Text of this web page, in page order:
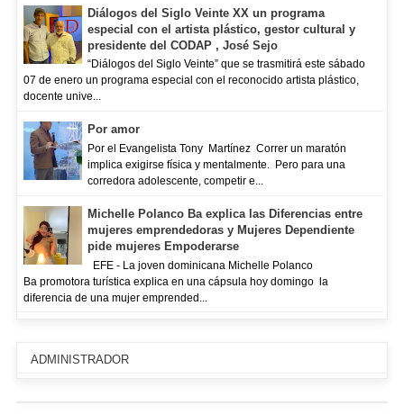
Diálogos del Siglo Veinte XX un programa
especial con el artista plástico, gestor cultural y
presidente del CODAP , José Sejo
“Diálogos del Siglo Veinte” que se trasmitirá este sábado
07 de enero un programa especial con el reconocido artista plástico,
docente unive...
Por amor
Por el Evangelista Tony Martínez Correr un maratón
implica exigirse física y mentalmente. Pero para una
corredora adolescente, competir e...
Michelle Polanco Ba explica las Diferencias entre
mujeres emprendedoras y Mujeres Dependiente
pide mujeres Empoderarse
EFE - La joven dominicana Michelle Polanco
Ba promotora turística explica en una cápsula hoy domingo la
diferencia de una mujer emprended...
ADMINISTRADOR